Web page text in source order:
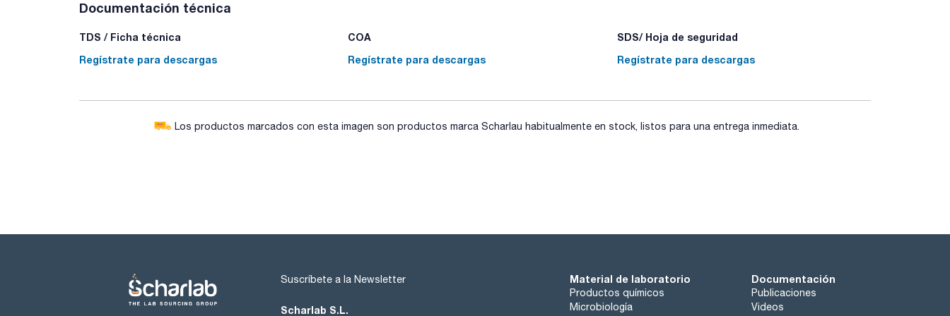
Documentación técnica
TDS / Ficha técnica
Regístrate para descargas
COA
Regístrate para descargas
SDS/ Hoja de seguridad
Regístrate para descargas
Los productos marcados con esta imagen son productos marca Scharlau habitualmente en stock, listos para una entrega inmediata.
Suscríbete a la Newsletter
Scharlab S.L.
Material de laboratorio
Productos químicos
Microbiología
Documentación
Publicaciones
Videos